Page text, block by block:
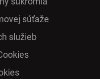
sú­ťaže
služieb